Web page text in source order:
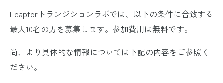
Leapforトランジションラボでは、以下の条件に合致する
最大10名の方を募集します。参加費用は無料です。
尚、より具体的な情報については下記の内容をご参照く
ださい。